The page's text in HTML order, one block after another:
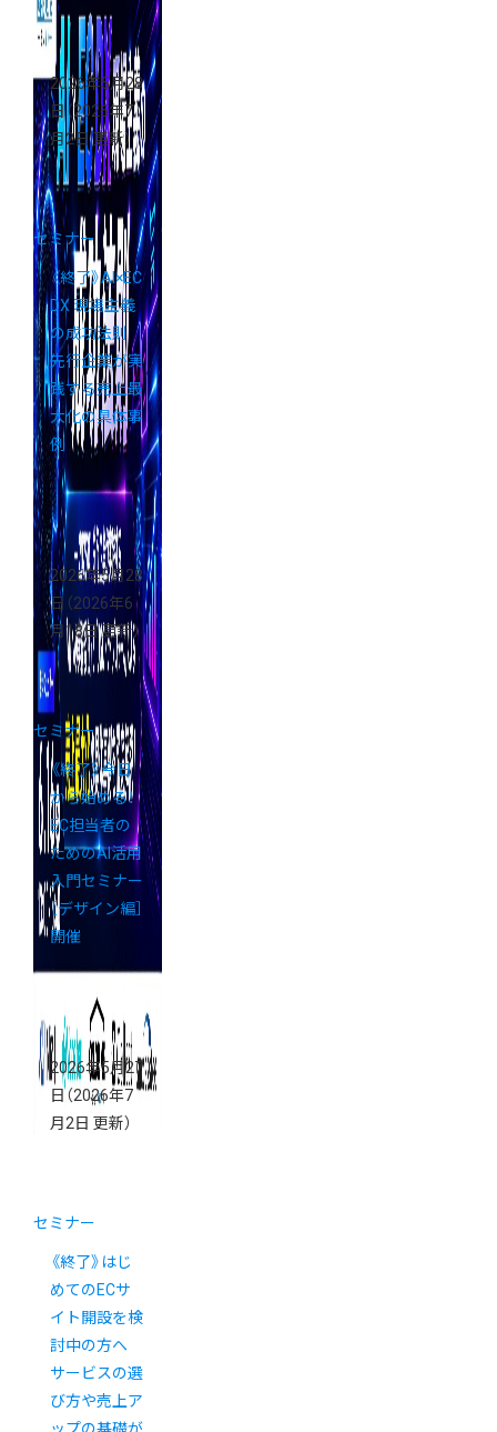
2026年5月28
日（2026年7
月2日 更新）
セミナー
《終了》AI×EC
DX 現場主義
の成功法則
先行企業が実
践する売上最
大化の具体事
例
2026年5月28
日 （2026年6
月18日 更新）
セミナー
《終了》今日
から始める！
EC担当者の
ためのAI活用
入門セミナー
［デザイン編］
開催
2026年5月27
日（2026年7
月2日 更新）
セミナー
《終了》はじ
めてのECサ
イト開設を検
討中の方へ
サービスの選
び方や売上ア